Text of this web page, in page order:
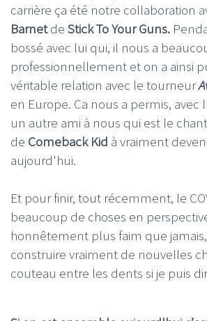
carrière ça été notre collaboration
Barnetde Stick To Your Guns.
bossé avec lui qui, il nous a
professionnellement et on a ainsi
véritable relation avec le tourneur
en Europe. Ca nous a permis, avec
un autre ami à nous qui est le
de Comeback Kid à vraiment
aujourd'hui.
Et pour finir, tout récemment, le
beaucoup de choses en
honnêtement plus faim que
construire vraiment de nouvelles
couteau entre les dents si je puis